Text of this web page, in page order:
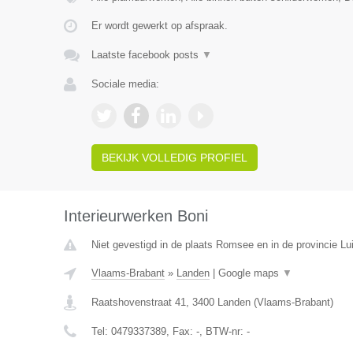
Er wordt gewerkt op afspraak.
Laatste facebook posts ▼
Sociale media:
BEKIJK VOLLEDIG PROFIEL
Interieurwerken Boni
Niet gevestigd in de plaats Romsee en in de provincie
Vlaams-Brabant» Landen| Google maps ▼
Raatshovenstraat 41, 3400 Landen(Vlaams-Brabant)
Tel: 0479337389, Fax: -, BTW-nr: -